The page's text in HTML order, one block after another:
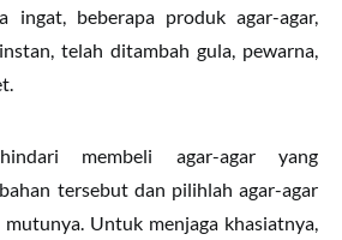
ingat, beberapa produk agar-agar,
telah ditambah gula, pewarna,
membeli agar-agar yang
tersebut dan pilihlah agar-agar
Untuk menjaga khasiatnya,